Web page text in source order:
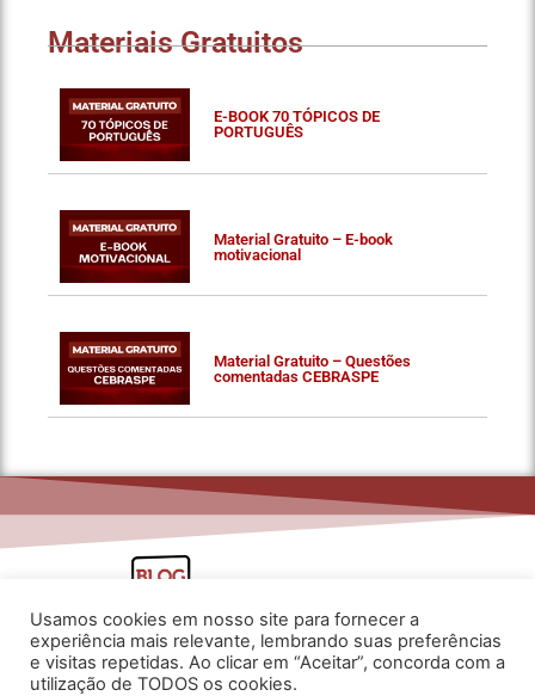
Materiais Gratuitos
E-BOOK 70 TÓPICOS DE
PORTUGUÊS
Material Gratuito – E-book
motivacional
Material Gratuito – Questões
comentadas CEBRASPE
Usamos cookies em nosso site para fornecer a
experiência mais relevante, lembrando suas preferências
e visitas repetidas. Ao clicar em “Aceitar”, concorda com a
utilização de TODOS os cookies.